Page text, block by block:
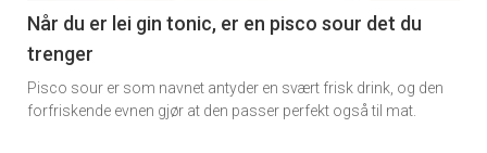
2
Når du er lei gin tonic, er en pisco sour det du
trenger
Pisco sour er som navnet antyder en svært frisk drink, og den
forfriskende evnen gjør at den passer perfekt også til mat.